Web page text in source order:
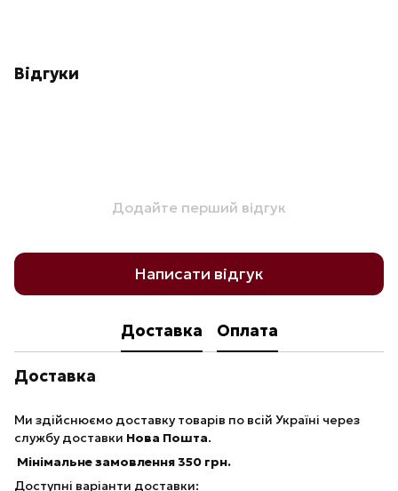
Відгуки
Додайте перший відгук
Написати відгук
Доставка Оплата
Доставка
Ми здійснюємо доставку товарів по всій Україні через
службу доставки Нова Пошта.
Мінімальне замовлення 350 грн.
Доступні варіанти доставки: